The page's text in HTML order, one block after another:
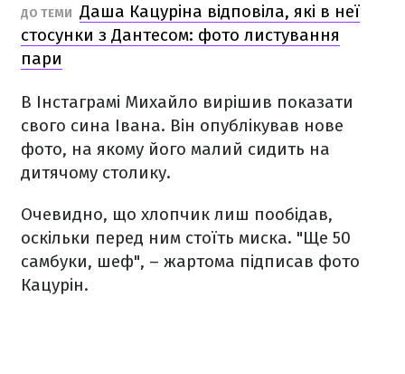
ДО ТЕМИ Даша Кацуріна відповіла, які в неї
стосунки з Дантесом: фото листування
пари
В Інстаграмі Михайло вирішив показати
свого сина Івана. Він опублікував нове
фото, на якому його малий сидить на
дитячому столику.
Очевидно, що хлопчик лиш пообідав,
оскільки перед ним стоїть миска. "Ще 50
самбуки, шеф", – жартома підписав фото
Кацурін.